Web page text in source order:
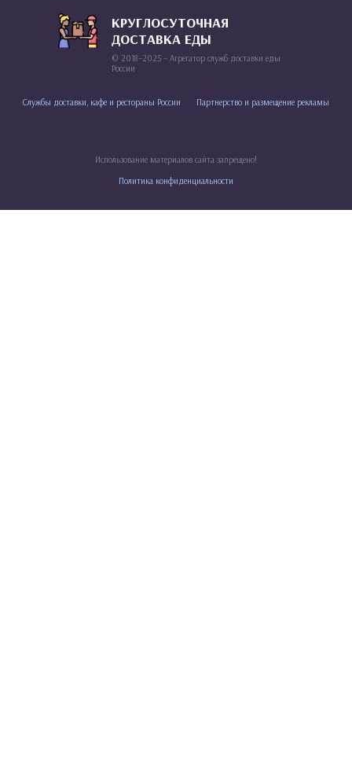
КРУГЛОСУТОЧНАЯ
ДОСТАВКА ЕДЫ
© 2018–2025 – Агрегатор служб доставки еды
России
Службы доставки, кафе и рестораны России Партнерство и размещение рекламы
Использование материалов сайта запрещено!
Политика конфиденциальности